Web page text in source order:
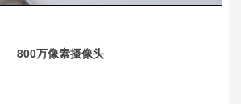
800万像素摄像头